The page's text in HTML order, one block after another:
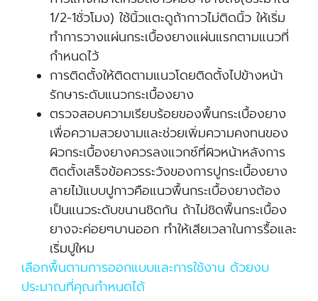
1/2-1ชั่วโมง) ใช้นิ้วแตะดูถ้ากาวไม่ติดนิ้ว ให้เริ่ม
ทำการวางแผ่นกระเบื้องยางแผ่นแรกตามแนวที่
กำหนดไว้
การติดตั้งให้ติดตามแนวโดยติดตั้งไปข้างหน้า
รักษาระดับแนวกระเบื้องยาง
ตรวจสอบความเรียบร้อยของพื้นกระเบื้องยาง
เพื่อความสวยงามและช่วยเพิ่มความคงทนของ
ผิวกระเบื้องยางควรลงแวกซ์ที่ผิวหน้าหลังการ
ติดตั้งเสร็จข้อควรระวังของการปูกระเบื้องยาง
ลายไม้แบบปูกาวคือแนวพื้นกระเบื้องยางต้อง
เป็นแนวระดับขนานชิดกัน ถ้าไม่ชิดพื้นกระเบื้อง
ยางจะค่อยๆบานออก ทำให้เสียเวลาในการรื้อและ
เริ่มปูใหม
เลือกพื้นตามการออกแบบและการใช้งาน ด้วยงบ
ประมาณที่คุณกำหนดได้